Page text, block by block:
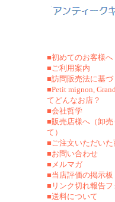
■初めてのお客様へ
■ご利用案内
■訪問販売法に基づ
■Petit mignon,
てどんなお店？
■会社哲学
■販売店様へ（卸売
て）
■ご注文いただいた
■お問い合わせ
■メルマガ
■当店評価の掲示板
■リンク切れ報告フ
■送料について